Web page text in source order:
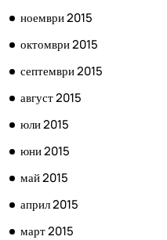
ноември 2015
октомври 2015
септември 2015
август 2015
юли 2015
юни 2015
май 2015
април 2015
март 2015